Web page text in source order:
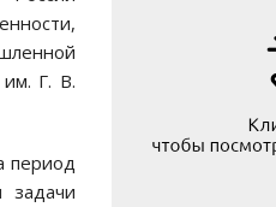
Г. В.
период